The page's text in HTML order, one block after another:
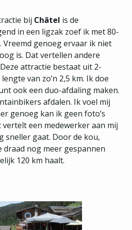
bij Châtel is de
in een ligzak zoef ik met 80-
Vreemd genoeg ervaar ik niet
is. Dat vertellen andere
attractie bestaat uit 2-
van zo’n 2,5 km. Ik doe
ook een duo-afdaling maken.
afdalen. Ik voel mij
genoeg kan ik geen foto’s
vertelt een medewerker aan mij
sneller gaat. Door de kou,
draad nog meer gespannen
120 km haalt.